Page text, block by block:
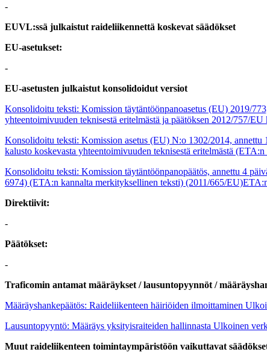
-
EUVL:ssä julkaistut raideliikennettä koskevat säädökset
EU-asetukset:
-
EU-asetusten julkaistut konsolidoidut versiot
Konsolidoitu teksti: Komission täytäntöönpanoasetus (EU) 2019/
yhteentoimivuuden teknisestä eritelmästä ja päätöksen 2012/757/
Konsolidoitu teksti: Komission asetus (EU) N:o 1302/2014,
kalusto koskevasta yhteentoimivuuden teknisestä eritelmästä
Konsolidoitu teksti: Komission täytäntöönpanopäätös, annettu 4
6974) (ETA:n kannalta merkityksellinen teksti) (2011/665/
Direktiivit:
-
Päätökset:
-
Traficomin antamat määräykset / lausuntopyynnöt /
Määräyshankepäätös: Raideliikenteen häiriöiden ilmoittaminen
Lausuntopyyntö: Määräys yksityisraiteiden hallinnasta Ulkoinen
Muut raideliikenteen toimintaympäristöön vaikuttavat